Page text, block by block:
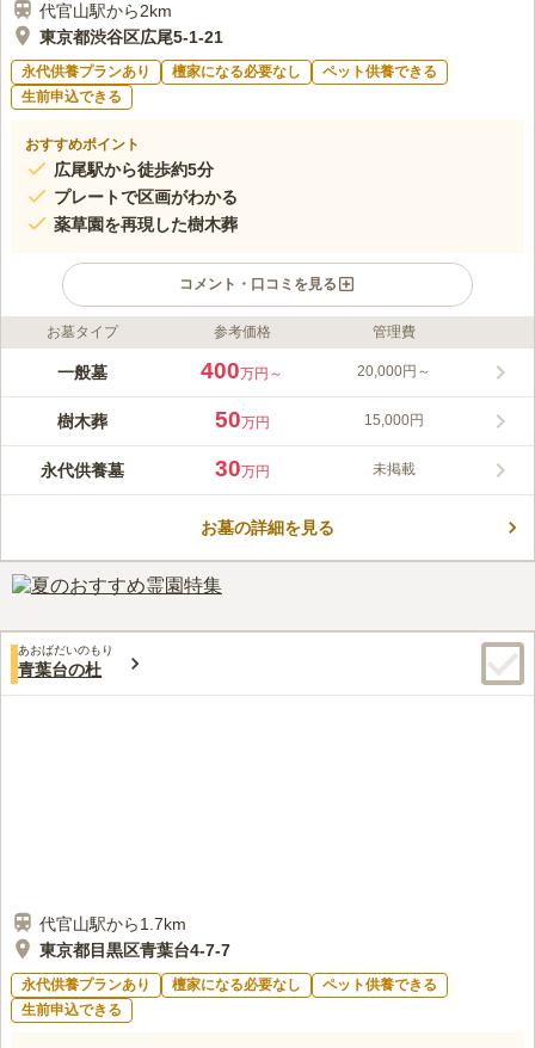
代官山駅から2km
東京都渋谷区広尾5-1-21
永代供養プランあり 檀家になる必要なし
ペット供養できる
生前申込できる
おすすめポイント
広尾駅から徒歩約5分
プレートで区画がわかる
薬草園を再現した樹木葬
コメント・口コミを見る
ライフドット編集部のコメント
樹木葬墓地 広尾の杜は、東京都渋谷区にある寺院墓地です。
けさと、凛とした空気に包まれています。樹木葬は、宗旨宗派を
問わず、継承者も必要としない永代供養付きの墓地です。季節と
になっています。利用人数や利用年数により価格が異なるため、
自分のプランに合ったお墓が見つかるでしょう。
お墓タイプ 参考価格 管理費
一般墓 400万円～ 20,000円～
樹木葬 50万円 15,000円
永代供養墓 30万円 未掲載
お墓の詳細を見る
あおばだいのもり
青葉台の杜
代官山駅から1.7km
東京都目黒区青葉台4-7-7
永代供養プランあり 檀家になる必要なし
ペット供養できる
生前申込できる